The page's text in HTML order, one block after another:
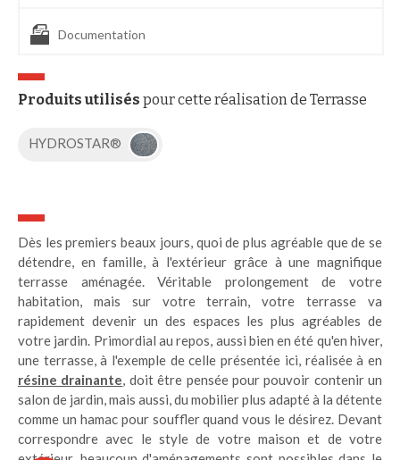
Documentation
Produits utilisés pour cette réalisation de Terrasse
HYDROSTAR®
Dès les premiers beaux jours, quoi de plus agréable que de se
détendre, en famille, à l'extérieur grâce à une magnifique
terrasse aménagée. Véritable prolongement de votre
habitation, mais sur votre terrain, votre terrasse va
rapidement devenir un des espaces les plus agréables de
votre jardin. Primordial au repos, aussi bien en été qu'en hiver,
une terrasse, à l'exemple de celle présentée ici, réalisée à en
résine drainante, doit être pensée pour pouvoir contenir un
salon de jardin, mais aussi, du mobilier plus adapté à la détente
comme un hamac pour souffler quand vous le désirez. Devant
correspondre avec le style de votre maison et de votre